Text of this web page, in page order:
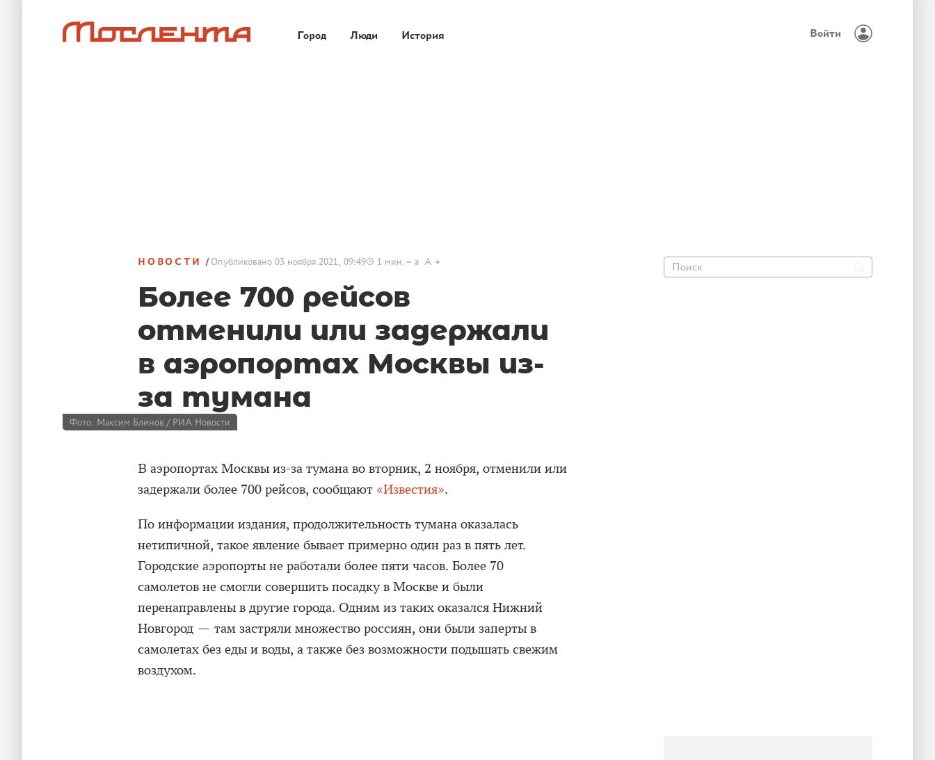
Город Люди История Войти
НОВОСТИ Опубликовано03 ноября 2021, 09:49 1 мин. a A
Более 700 рейсов
отменили или задержали
в аэропортах Москвы из-
за тумана
Фото: Максим Блинов / РИА Новости
В аэропортах Москвы из-за тумана во вторник, 2 ноября, отменили или
задержали более 700 рейсов, сообщают «Известия».
По информации издания, продолжительность тумана оказалась
нетипичной, такое явление бывает примерно один раз в пять лет.
Городские аэропорты не работали более пяти часов. Более 70
самолетов не смогли совершить посадку в Москве и были
перенаправлены в другие города. Одним из таких оказался Нижний
Новгород — там застряли множество россиян, они были заперты в
самолетах без еды и воды, а также без возможности подышать свежим
воздухом.